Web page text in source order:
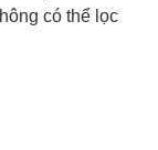
có thể lọc